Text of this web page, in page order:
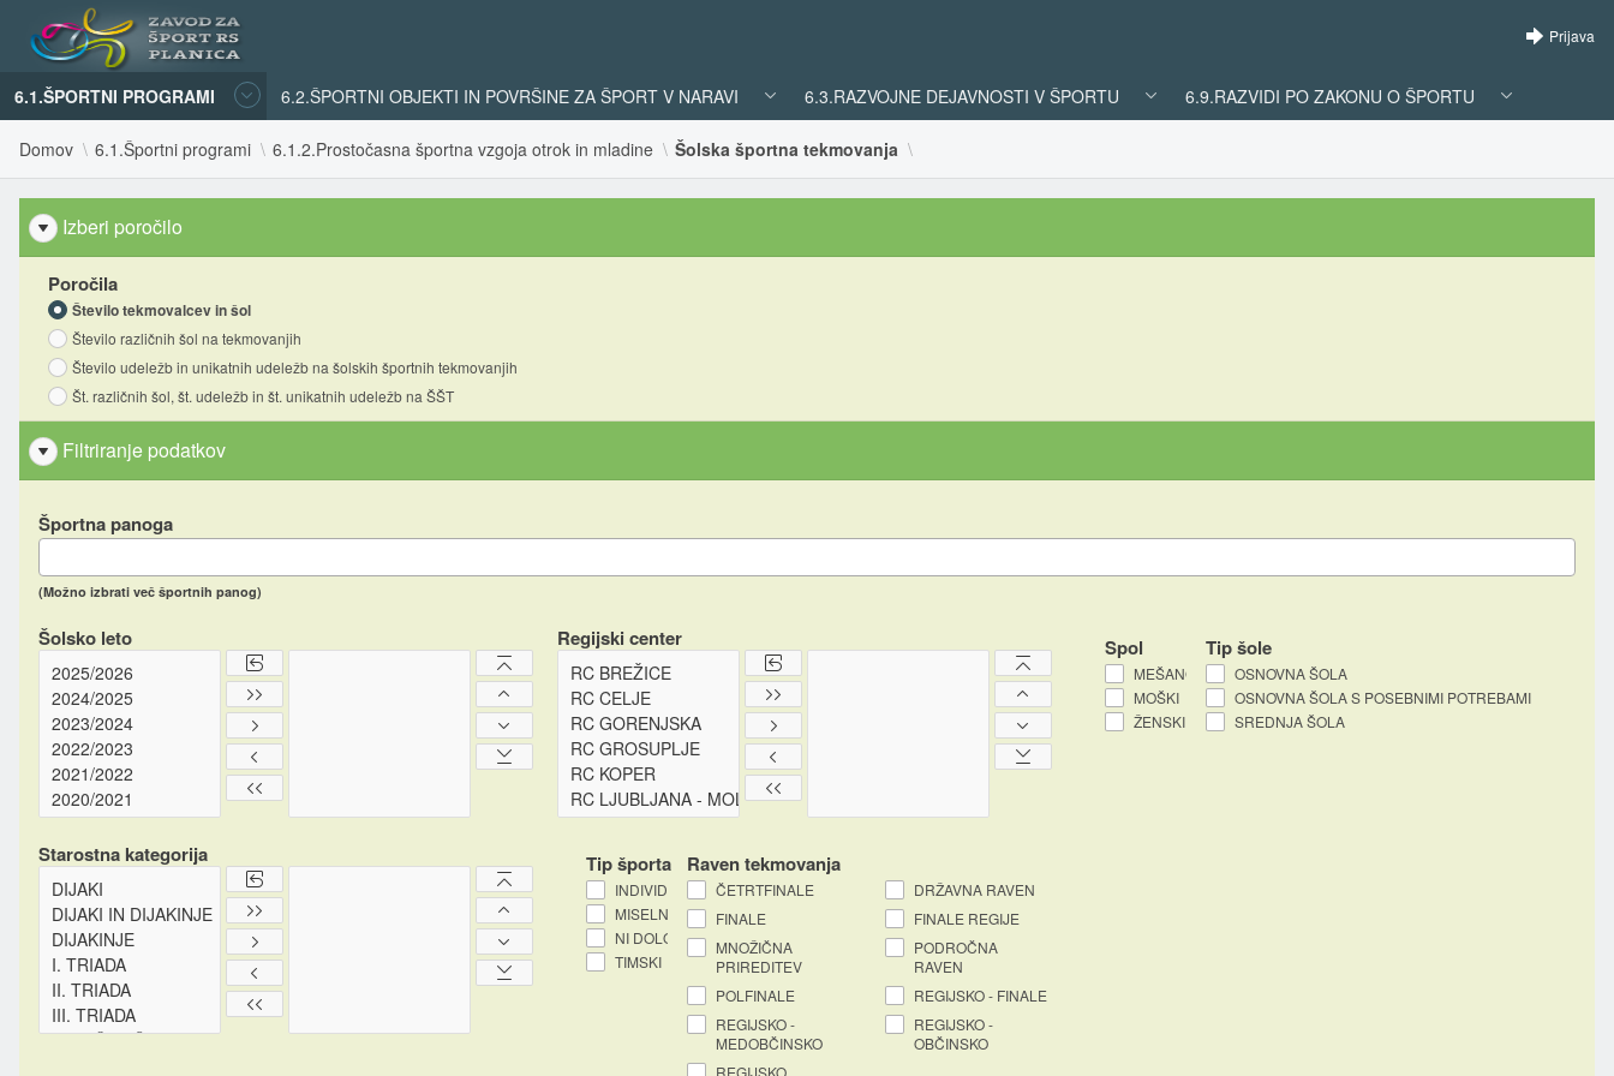
Prijava
6.1.ŠPORTNI PROGRAMI 6.2.ŠPORTNI OBJEKTI IN POVRŠINE ZA ŠPORT V NARAVI 6.3.RAZVOJNE DEJAVNOSTI V ŠPORTU 6.9.RAZVIDI PO ZAKONU O ŠPORTU
Domov 6.1.Športni programi 6.1.2.Prostočasna športna vzgoja otrok in mladine Šolska športna tekmovanja
Izberi poročilo
Poročila
Število tekmovalcev in šol
Število različnih šol na tekmovanjih
Število udeležb in unikatnih udeležb na šolskih športnih tekmovanjih
Št. različnih šol, št. udeležb in št. unikatnih udeležb na ŠŠT
Filtriranje podatkov
Športna panoga
(Možno izbrati več športnih panog)
Šolsko leto Regijski center Spol
MEŠANO
MOŠKI
ŽENSKI
Tip šole
OSNOVNA ŠOLA
OSNOVNA ŠOLA S POSEBNIMI POTREBAMI
SREDNJA ŠOLA
Starostna kategorija Tip športa
INDIVIDUALNI
MISELNI
NI DOLOČEN
TIMSKI
Raven tekmovanja
ČETRTFINALE
DRŽAVNA RAVEN
FINALE
FINALE REGIJE
MNOŽIČNA
PRIREDITEV
PODROČNA
RAVEN
POLFINALE
REGIJSKO - FINALE
REGIJSKO -
MEDOBČINSKO
REGIJSKO -
OBČINSKO
REGIJSKO